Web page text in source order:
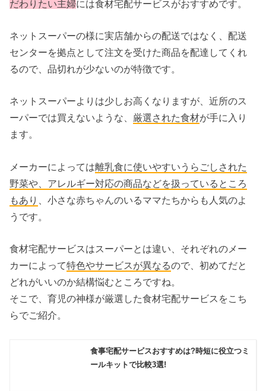
だわりたい主婦には食材宅配サービスがおすすめです。
ネットスーパーの様に実店舗からの配送ではなく、配送
センターを拠点として注文を受けた商品を配達してくれ
るので、品切れが少ないのが特徴です。
ネットスーパーよりは少しお高くなりますが、近所のス
ーパーでは買えないような、 厳選された食材が手に入り
ます。
メーカーによっては離乳食に使いやすいうらごしされた
野菜や、アレルギー対応の商品などを扱っているところ
もあり
、小さな赤ちゃんのいるママたちからも人気のよ
うです。
食材宅配サービスはスーパーとは違い、それぞれのメー
カーによって特色やサービスが異なるので、初めてだと
どれがいいのか結構悩むところですね。
そこで、育児の神様が厳選した食材宅配サービスをこち
らでご紹介。
食事宅配サービスおすすめは?時短に役立つミ
ールキットで比較3選!